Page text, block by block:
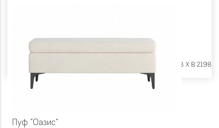
Ш 1348 X Г 578 X В 2198
Пуф "Оазис"